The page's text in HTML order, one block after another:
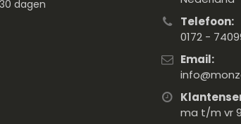
dagen
Telefoon:
0172 -
Email:
ma t/m vr